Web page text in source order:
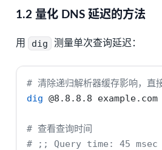
1.2 量化 DNS 延迟的方法
用 dig 测量单次查询延迟：
# 清除递归解析器缓存影响，直
dig @8.8.8.8
# 查看查询时间
# ;; Query time: 45 msec